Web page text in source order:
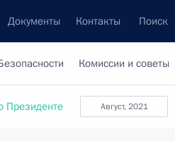
Документы Контакты Поиск
Комиссии и советы
Август, 2021
Президенте